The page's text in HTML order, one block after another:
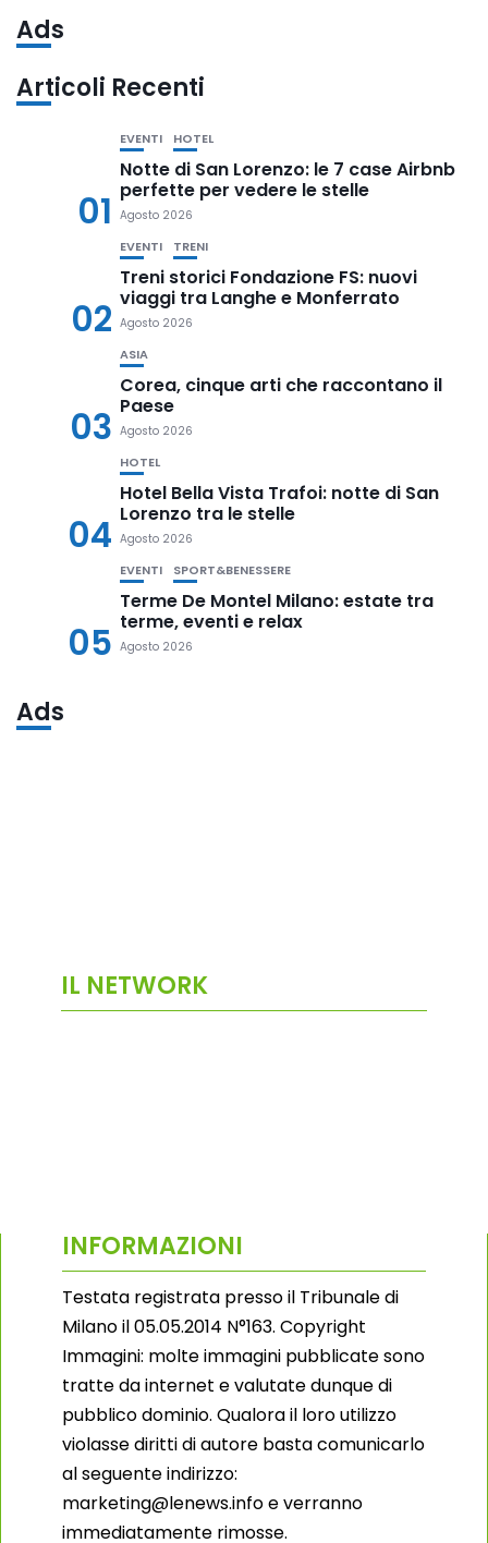
Ads
Articoli Recenti
01
EVENTI HOTEL
Notte di San Lorenzo: le 7 case Airbnb
perfette per vedere le stelle
Agosto 2026
02
EVENTI TRENI
Treni storici Fondazione FS: nuovi
viaggi tra Langhe e Monferrato
Agosto 2026
03
ASIA
Corea, cinque arti che raccontano il
Paese
Agosto 2026
04
HOTEL
Hotel Bella Vista Trafoi: notte di San
Lorenzo tra le stelle
Agosto 2026
05
EVENTI SPORT&BENESSERE
Terme De Montel Milano: estate tra
terme, eventi e relax
Agosto 2026
Ads
IL NETWORK
INFORMAZIONI
Testata registrata presso il Tribunale di
Milano il 05.05.2014 N°163. Copyright
Immagini: molte immagini pubblicate sono
tratte da internet e valutate dunque di
pubblico dominio. Qualora il loro utilizzo
violasse diritti di autore basta comunicarlo
al seguente indirizzo:
marketing@lenews.info e verranno
immediatamente rimosse.